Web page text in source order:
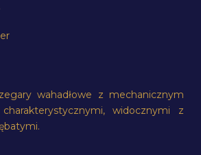
wahadłowe z mechanicznym
widocznymi z